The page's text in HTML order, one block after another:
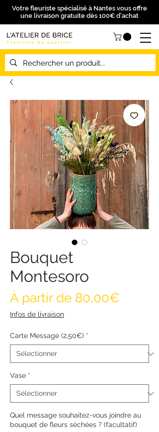
Votre fleuriste spécialisé à Nantes vous offre
une livraison gratuite dès 100€ d'achat
Bouquet
Montesoro
À partir de 80,00€
Infos de livraison
Carte Message (2,50€) *
Vase *
Quel message souhaitez-vous joindre au
bouquet de fleurs séchées ? (facultatif)